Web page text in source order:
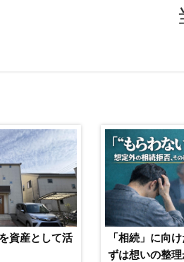
資産として活
「相続」に向
ずは想いの整理